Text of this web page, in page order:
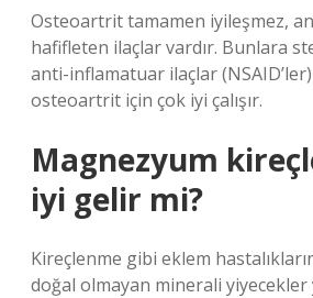
Osteoartrit tamamen iyileşmez,
hafifleten ilaçlar vardır. Bunlara
anti-inflamatuar ilaçlar
osteoartrit için çok iyi çalışır.
Magnezyum
iyi gelir mi?
Kireçlenme gibi eklem
doğal olmayan minerali